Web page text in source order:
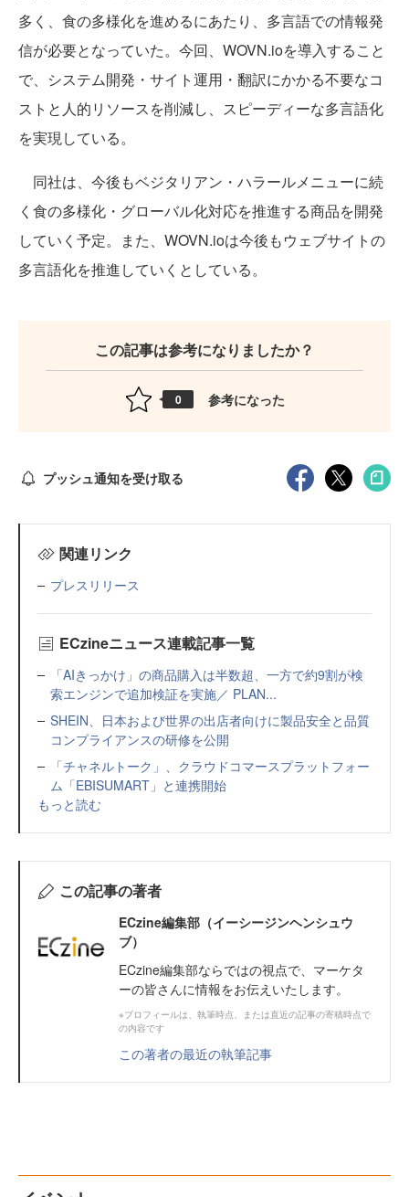
多く、食の多様化を進めるにあたり、多言語での情報発
信が必要となっていた。今回、WOVN.ioを導入すること
で、システム開発・サイト運用・翻訳にかかる不要なコ
ストと人的リソースを削減し、スピーディーな多言語化
を実現している。
同社は、今後もベジタリアン・ハラールメニューに続
く食の多様化・グローバル化対応を推進する商品を開発
していく予定。また、WOVN.ioは今後もウェブサイトの
多言語化を推進していくとしている。
この記事は参考になりましたか？
0 参考になった
プッシュ通知を受け取る
関連リンク
プレスリリース
ECzineニュース連載記事一覧
「AIきっかけ」の商品購入は半数超、一方で約9割が検
索エンジンで追加検証を実施／ PLAN...
SHEIN、日本および世界の出店者向けに製品安全と品質
コンプライアンスの研修を公開
「チャネルトーク」、クラウドコマースプラットフォー
ム「EBISUMART」と連携開始
もっと読む
この記事の著者
ECzine編集部（イーシージンヘンシュウ
ブ）
ECzine編集部ならではの視点で、マーケタ
ーの皆さんに情報をお伝えいたします。
※プロフィールは、執筆時点、または直近の記事の寄稿時点で
の内容です
この著者の最近の執筆記事